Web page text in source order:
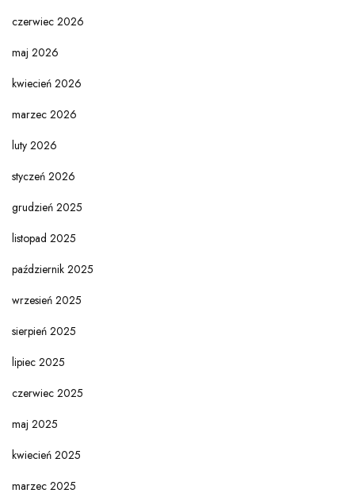
czerwiec 2026
maj 2026
kwiecień 2026
marzec 2026
luty 2026
styczeń 2026
grudzień 2025
listopad 2025
październik 2025
wrzesień 2025
sierpień 2025
lipiec 2025
czerwiec 2025
maj 2025
kwiecień 2025
marzec 2025